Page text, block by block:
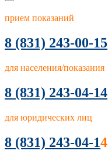
прием показаний
8 (831) 243-00-15
для населения/показания
8 (831) 243-04-14
для юридических лиц
8 (831) 243-04-14